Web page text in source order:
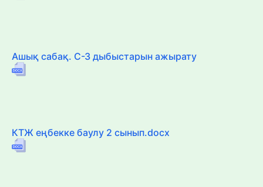
Ашық сабақ. С-З дыбыстарын ажырату
КТЖ еңбекке баулу 2 сынып.docx